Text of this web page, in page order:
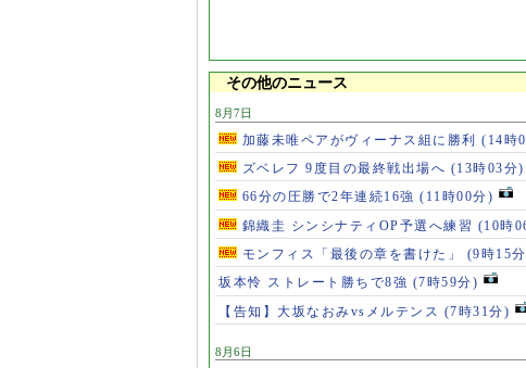
その他のニュース
8月7日
加藤未唯ペアがヴィーナス組に勝利 (14時
ズベレフ 9度目の最終戦出場へ (13時03分)
66分の圧勝で2年連続16強 (11時00分)
錦織圭 シンシナティOP予選へ練習 (10時
モンフィス「最後の章を書けた」 (9時15
坂本怜 ストレート勝ちで8強 (7時59分)
【告知】大坂なおみvsメルテンス (7時31分)
8月6日